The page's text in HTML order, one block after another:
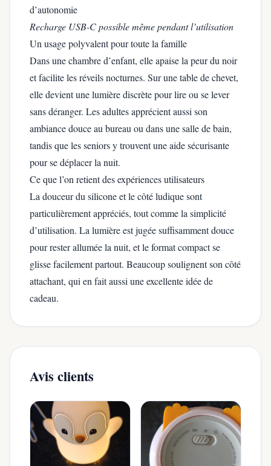
d’autonomie
Recharge USB-C possible même pendant l’utilisation
Un usage polyvalent pour toute la famille
Dans une chambre d’enfant, elle apaise la peur du noir
et facilite les réveils nocturnes. Sur une table de chevet,
elle devient une lumière discrète pour lire ou se lever
sans déranger. Les adultes apprécient aussi son
ambiance douce au bureau ou dans une salle de bain,
tandis que les seniors y trouvent une aide sécurisante
pour se déplacer la nuit.
Ce que l’on retient des expériences utilisateurs
La douceur du silicone et le côté ludique sont
particulièrement appréciés, tout comme la simplicité
d’utilisation. La lumière est jugée suffisamment douce
pour rester allumée la nuit, et le format compact se
glisse facilement partout. Beaucoup soulignent son côté
attachant, qui en fait aussi une excellente idée de
cadeau.
Avis clients